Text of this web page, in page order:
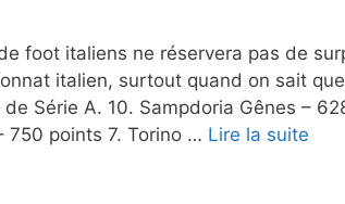
foot italiens ne réservera pas de
italien, surtout quand on sait
Série A. 10. Sampdoria Gênes –
750 points 7. Torino … Lire la suite